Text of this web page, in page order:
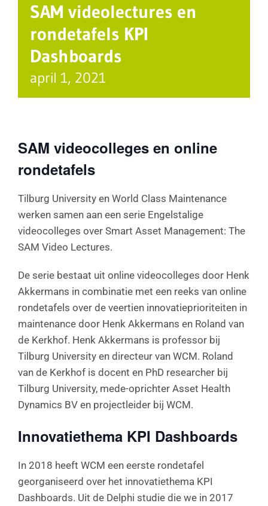
SAM videolectures en
rondetafels KPI
Dashboards
april 1, 2021
SAM videocolleges en online
rondetafels
Tilburg University en World Class Maintenance
werken samen aan een serie Engelstalige
videocolleges over Smart Asset Management: The
SAM Video Lectures.
De serie bestaat uit online videocolleges door Henk
Akkermans in combinatie met een reeks van online
rondetafels over de veertien innovatieprioriteiten in
maintenance door Henk Akkermans en Roland van
de Kerkhof. Henk Akkermans is professor bij
Tilburg University en directeur van WCM. Roland
van de Kerkhof is docent en PhD researcher bij
Tilburg University, mede-oprichter Asset Health
Dynamics BV en projectleider bij WCM.
Innovatiethema KPI Dashboards
In 2018 heeft WCM een eerste rondetafel
georganiseerd over het innovatiethema KPI
Dashboards. Uit de Delphi studie die we in 2017